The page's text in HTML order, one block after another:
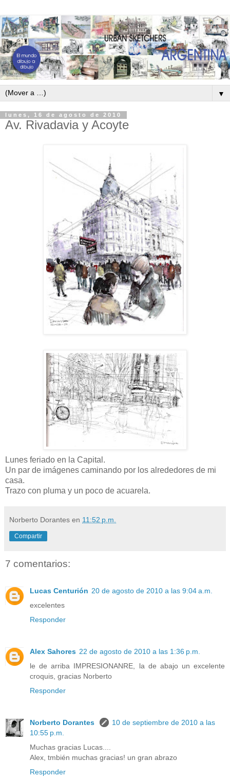
▼
lunes, 16 de agosto de 2010
Av. Rivadavia y Acoyte
Lunes feriado en la Capital.
Un par de imágenes caminando por los alrededores de mi
casa.
Trazo con pluma y un poco de acuarela.
Norberto Dorantes en 11:52 p.m.
Compartir
7 comentarios:
Lucas Centurión 20 de agosto de 2010 a las 9:04 a.m.
excelentes
Responder
Alex Sahores 22 de agosto de 2010 a las 1:36 p.m.
le de arriba IMPRESIONANRE, la de abajo un excelente
croquis, gracias Norberto
Responder
Norberto Dorantes
10 de septiembre de 2010 a las
10:55 p.m.
Muchas gracias Lucas....
Alex, tmbién muchas gracias! un gran abrazo
Responder